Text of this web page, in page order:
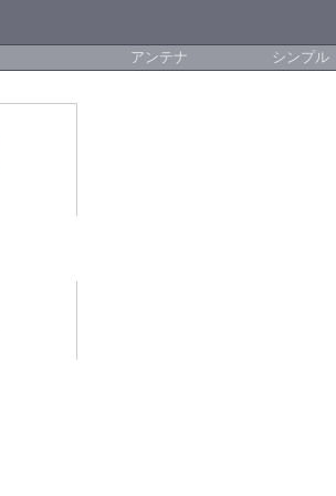
アンテナ シンプル